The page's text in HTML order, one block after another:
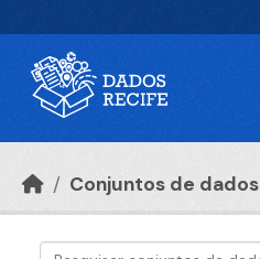
Conjuntos de dados